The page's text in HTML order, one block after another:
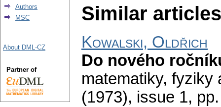
Similar
Kowalski, Oldřich
Do nového
matematiky, fyziky
(1973), issue 1,
Authors
MSC
About DML-CZ
Partner of